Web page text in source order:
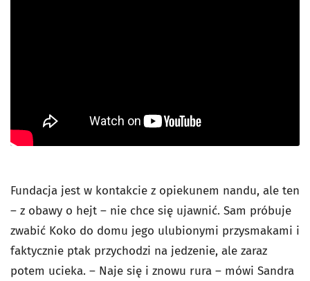
Fundacja jest w kontakcie z opiekunem nandu, ale ten
– z obawy o hejt – nie chce się ujawnić. Sam próbuje
zwabić Koko do domu jego ulubionymi przysmakami i
faktycznie ptak przychodzi na jedzenie, ale zaraz
potem ucieka. – Naje się i znowu rura – mówi Sandra